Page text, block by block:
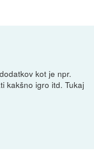
kot je npr.
kakšno igro itd. Tukaj